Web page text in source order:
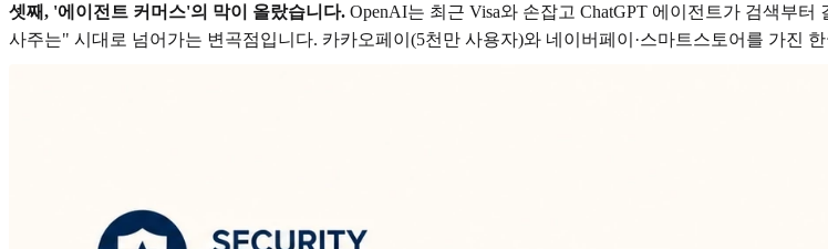
셋째, '에이전트 커머스'의 막이 올랐습니다. OpenAI는 최근 Visa와 손잡고 ChatGPT 에이전트가 검색부
사주는" 시대로 넘어가는 변곡점입니다. 카카오페이(5천만 사용자)와 네이버페이·스마트스토어를 가진